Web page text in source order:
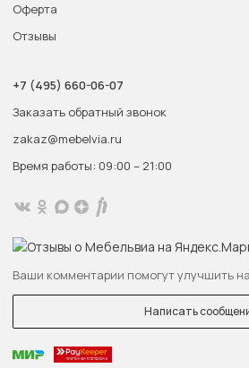
Оферта
Отзывы
+7 (495) 660-06-07
Заказать обратный звонок
zakaz@mebelvia.ru
Время работы: 09:00 – 21:00
Ваши комментарии помогут улучшить
Написать